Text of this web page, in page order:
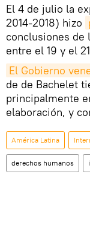
El 4 de julio la
2014-2018) hizo
conclusiones de
entre el 19 y el
El Gobierno
de de Bachelet
principalmente
elaboración, y
América Latina
derechos humanos